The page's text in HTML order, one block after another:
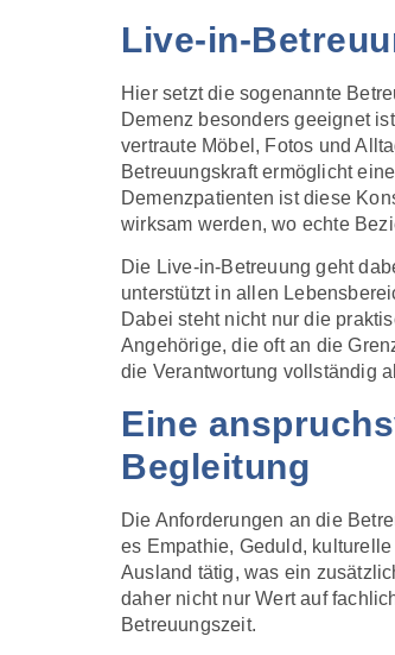
Live-in-
Hier setzt die sogenannte
Demenz besonders geeignet
vertraute Möbel, Fotos und
Betreuungskraft ermöglicht
Demenzpatienten ist diese
wirksam werden, wo echte
Die Live-in-Betreuung geht
unterstützt in allen
Dabei steht nicht nur die
Angehörige, die oft an die
die Verantwortung vollständig
Eine
Begleitung
Die Anforderungen an die
es Empathie, Geduld,
Ausland tätig, was ein
daher nicht nur Wert auf
Betreuungszeit.